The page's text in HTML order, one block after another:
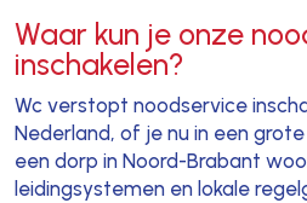
Waar kun je onze
inschakelen?
Wc verstopt noodservice
Nederland, of je nu in een
een dorp in Noord-Brabant
leidingsystemen en lokale